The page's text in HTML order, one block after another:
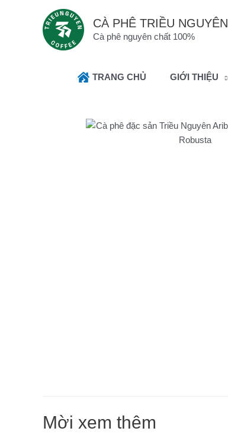
CÀ PHÊ TRIỀU NGUYÊN
Cà phê nguyên chất 100%
TRANG CHỦ GIỚI THIỆU
Mời xem thêm